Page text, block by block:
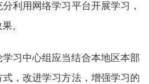
利用网络学习平台开展学习，
。
习中心组应当结合本地区本部
，改进学习方法，增强学习的